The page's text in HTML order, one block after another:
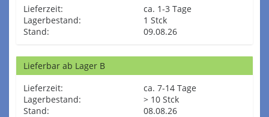
Lieferzeit:
ca. 1-3 Tage
Lagerbestand:
1 Stck
Stand:
09.08.26
Lieferbar ab Lager B
Lieferzeit:
ca. 7-14 Tage
Lagerbestand:
> 10 Stck
Stand:
08.08.26